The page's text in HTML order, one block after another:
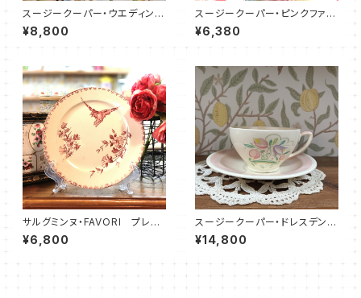
スージークーパー・ウエディング
リング・C&S（SCWR0073）
¥8,800
スージークーパー・ピンクファー
ン・トーストラック（SCTR000
2）
¥6,380
サルグミンヌ・FAVORI プレー
ト（20.0cm）SRFV0021
¥6,800
スージークーパー・ドレスデンス
プレイ・C&S（ピンク）SCDR00
86
¥14,800